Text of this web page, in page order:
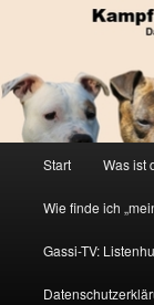
springen
Die Datenbank
Start Was ist
Wie finde ich
Gassi-TV: